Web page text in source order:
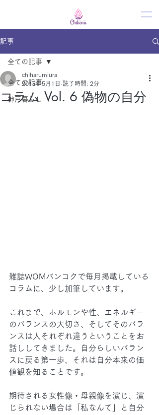
記事
全ての記事
神戸暮らし
全ての記事
コラム Vol. 6 偽物の自分
chiharumiura
2018年5月1日 読了時間: 2分
雑誌WOMバンコクで毎月掲載している
コラムに、少し加筆しています。
これまで、ホルモンや性、エネルギー
のバランスの大切さ、そしてそのバラ
ンスは人それぞれ違うということをお
話ししてきました。自分らしいバラン
スに戻る第一歩、それは自分本来の価
値観を知ることです。
期待される女性像・母親像を演じ、演
じられない場合は「私なんて」と自分